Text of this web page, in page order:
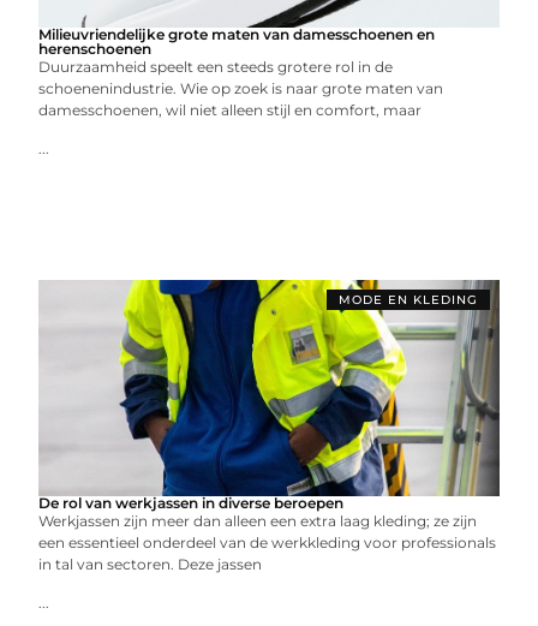
Milieuvriendelijke grote maten van damesschoenen en
herenschoenen
Duurzaamheid speelt een steeds grotere rol in de
schoenenindustrie. Wie op zoek is naar grote maten van
damesschoenen, wil niet alleen stijl en comfort, maar
...
MODE EN KLEDING
De rol van werkjassen in diverse beroepen
Werkjassen zijn meer dan alleen een extra laag kleding; ze zijn
een essentieel onderdeel van de werkkleding voor professionals
in tal van sectoren. Deze jassen
...